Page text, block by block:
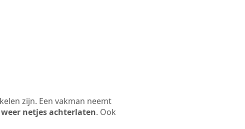
zijn. Een vakman neemt
weer netjes achterlaten. Ook